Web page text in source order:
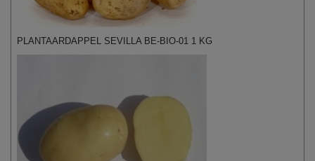
PLANTAARDAPPEL SEVILLA BE-BIO-01 1 KG